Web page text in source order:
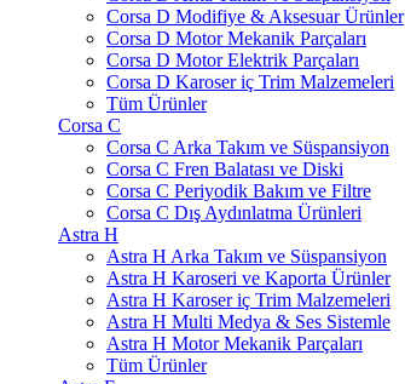
Corsa D Modifiye & Aksesuar Ürünler
Corsa D Motor Mekanik Parçaları
Corsa D Motor Elektrik Parçaları
Corsa D Karoser iç Trim Malzemeleri
Tüm Ürünler
Corsa C
Corsa C Arka Takım ve Süspansiyon
Corsa C Fren Balatası ve Diski
Corsa C Periyodik Bakım ve Filtre
Corsa C Dış Aydınlatma Ürünleri
Astra H
Astra H Arka Takım ve Süspansiyon
Astra H Karoseri ve Kaporta Ürünler
Astra H Karoser iç Trim Malzemeleri
Astra H Multi Medya & Ses Sistemle
Astra H Motor Mekanik Parçaları
Tüm Ürünler